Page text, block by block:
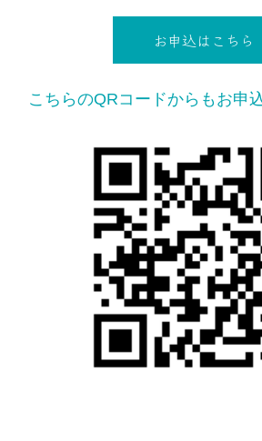
お申込はこちら
こちらのQRコードからもお申